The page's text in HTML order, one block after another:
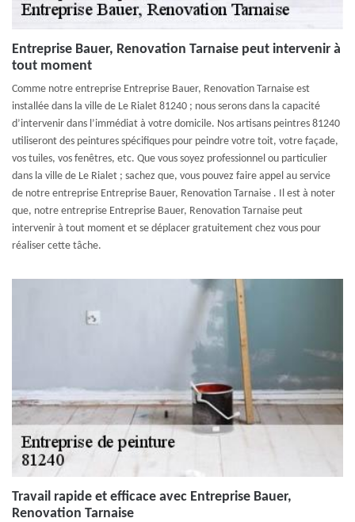
Entreprise Bauer, Renovation Tarnaise peut intervenir à
tout moment
Comme notre entreprise Entreprise Bauer, Renovation Tarnaise est
installée dans la ville de Le Rialet 81240 ; nous serons dans la capacité
d’intervenir dans l’immédiat à votre domicile. Nos artisans peintres 81240
utiliseront des peintures spécifiques pour peindre votre toit, votre façade,
vos tuiles, vos fenêtres, etc. Que vous soyez professionnel ou particulier
dans la ville de Le Rialet ; sachez que, vous pouvez faire appel au service
de notre entreprise Entreprise Bauer, Renovation Tarnaise . Il est à noter
que, notre entreprise Entreprise Bauer, Renovation Tarnaise peut
intervenir à tout moment et se déplacer gratuitement chez vous pour
réaliser cette tâche.
Travail rapide et efficace avec Entreprise Bauer,
Renovation Tarnaise